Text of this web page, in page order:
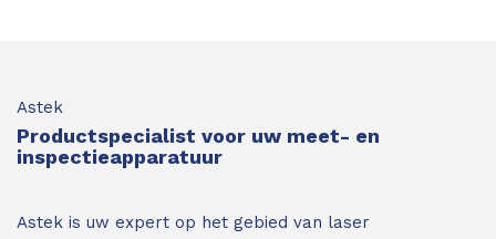
Astek
Productspecialist voor uw meet- en
inspectieapparatuur
Astek is uw expert op het gebied van laser